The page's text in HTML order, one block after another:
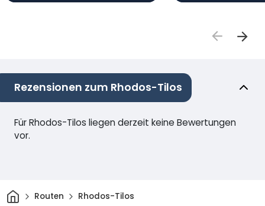
Rezensionen zum Rhodos-Tilos
Für Rhodos-Tilos liegen derzeit keine Bewertungen
vor.
HeimRouten Rhodos-Tilos